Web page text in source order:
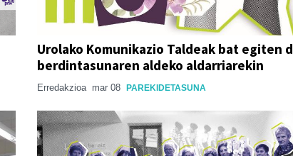
Urolako Komunikazio Taldeak bat egiten
berdintasunaren aldeko aldarriarekin
Erredakzioa mar 08 PAREKIDETASUNA